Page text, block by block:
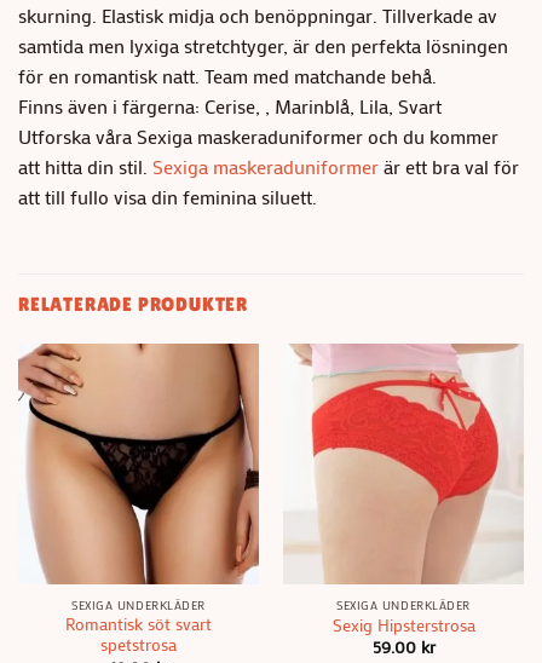
skurning. Elastisk midja och benöppningar. Tillverkade av
samtida men lyxiga stretchtyger, är den perfekta lösningen
för en romantisk natt. Team med matchande behå.
Finns även i färgerna: Cerise, , Marinblå, Lila, Svart
Utforska våra Sexiga maskeraduniformer och du kommer
att hitta din stil. Sexiga maskeraduniformerär ett bra val för
att till fullo visa din feminina siluett.
RELATERADE PRODUKTER
SEXIGA UNDERKLÄDER
Romantisk söt svart
spetstrosa
SEXIGA UNDERKLÄDER
Sexig Hipsterstrosa
59.00 kr